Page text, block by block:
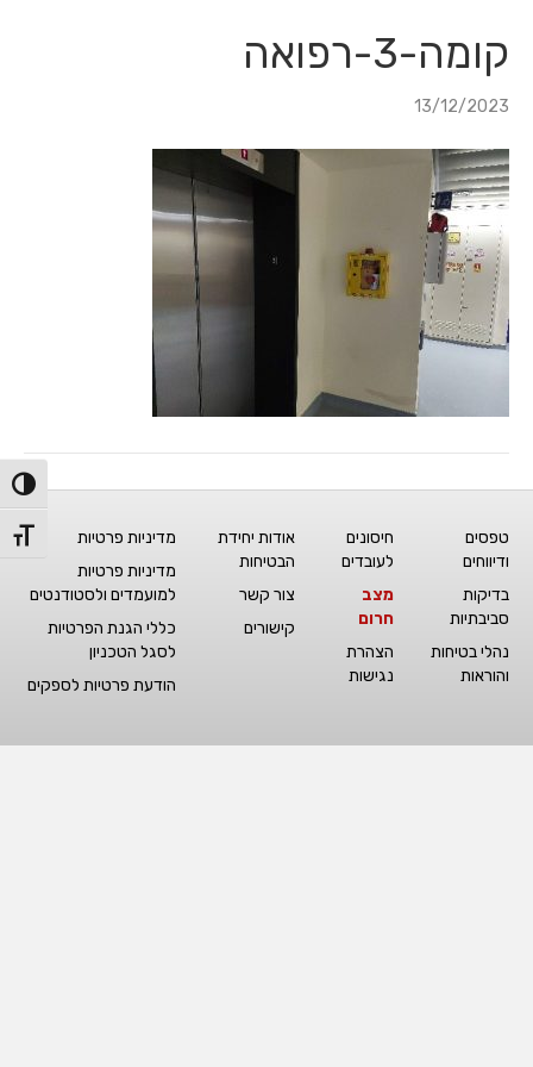
הפעל/
מתג
קומה-3-רפואה
13/12/2023
טפסים
ודיווחים
בדיקות
סביבתיות
נהלי בטיחות
והוראות
חיסונים
לעובדים
מצב
חרום
הצהרת
נגישות
אודות יחידת
הבטיחות
צור קשר
קישורים
מדיניות פרטיות
מדיניות פרטיות
למועמדים ולסטודנטים
כללי הגנת הפרטיות
לסגל הטכניון
הודעת פרטיות לספקים